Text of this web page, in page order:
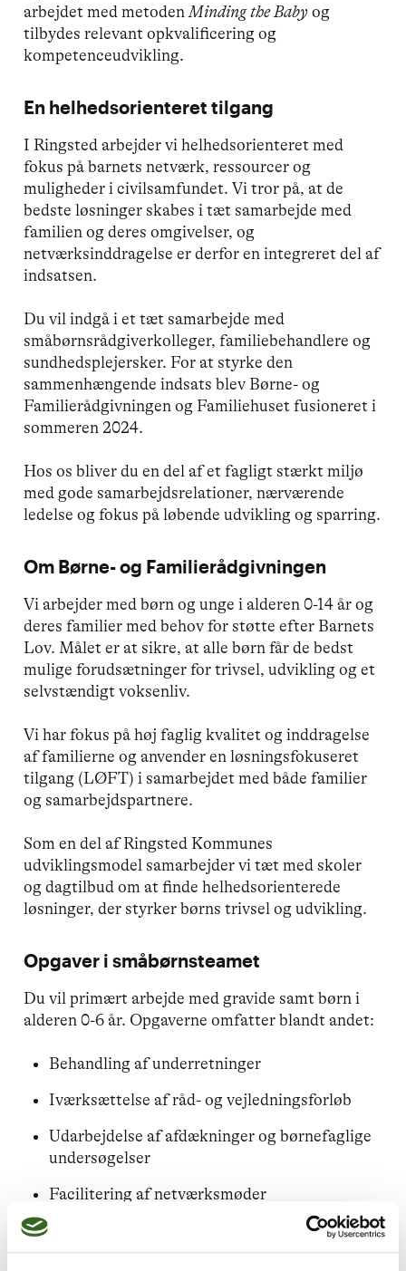
arbejdet med metodenMinding the Baby og
tilbydes relevant opkvalificering og
kompetenceudvikling.
En helhedsorienteret tilgang
I Ringsted arbejder vi helhedsorienteret med
fokus på barnets netværk, ressourcer og
muligheder i civilsamfundet. Vi tror på, at de
bedste løsninger skabes i tæt samarbejde med
familien og deres omgivelser, og
netværksinddragelse er derfor en integreret del af
indsatsen.
Du vil indgå i et tæt samarbejde med
småbørnsrådgiverkolleger, familiebehandlere og
sundhedsplejersker. For at styrke den
sammenhængende indsats blev Børne- og
Familierådgivningen og Familiehuset fusioneret i
sommeren 2024.
Hos os bliver du en del af et fagligt stærkt miljø
med gode samarbejdsrelationer, nærværende
ledelse og fokus på løbende udvikling og sparring.
Om Børne- og Familierådgivningen
Vi arbejder med børn og unge i alderen 0-14 år og
deres familier med behov for støtte efter Barnets
Lov. Målet er at sikre, at alle børn får de bedst
mulige forudsætninger for trivsel, udvikling og et
selvstændigt voksenliv.
Vi har fokus på høj faglig kvalitet og inddragelse
af familierne og anvender en løsningsfokuseret
tilgang (LØFT) i samarbejdet med både familier
og samarbejdspartnere.
Som en del af Ringsted Kommunes
udviklingsmodel samarbejder vi tæt med skoler
og dagtilbud om at finde helhedsorienterede
løsninger, der styrker børns trivsel og udvikling.
Opgaver i småbørnsteamet
Du vil primært arbejde med gravide samt børn i
alderen 0-6 år. Opgaverne omfatter blandt andet:
Behandling af underretninger
Iværksættelse af råd- og vejledningsforløb
Udarbejdelse af afdækninger og børnefaglige
undersøgelser
Facilitering af netværksmøder
Iværksættelse og opfølgning på støttende
indsatser og anbringelser